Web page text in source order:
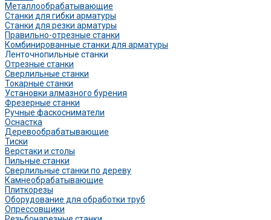
Металлообрабатывающие
Станки для гибки арматуры
Станки для резки арматуры
Правильно-отрезные станки
Комбинированные станки для арматуры
Ленточнопильные станки
Отрезные станки
Сверлильные станки
Токарные станки
Установки алмазного бурения
Фрезерные станки
Ручные фаскосниматели
Оснастка
Деревообрабатывающие
Тиски
Верстаки и столы
Пильные станки
Сверлильные станки по дереву
Камнеобрабатывающие
Плиткорезы
Оборудование для обработки труб
Опрессовщики